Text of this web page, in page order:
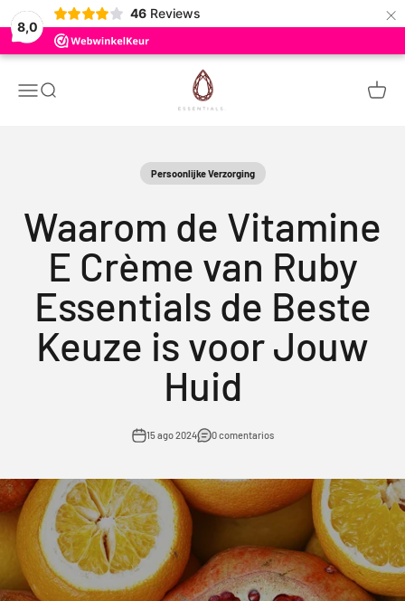
8,0
46 Reviews ×
Ir al contenido
MenúBuscar
Ruby Essentials
Carrito
Persoonlijke Verzorging
Waarom de Vitamine
E Crème van Ruby
Essentials de Beste
Keuze is voor Jouw
Huid
15 ago 2024 0 comentarios